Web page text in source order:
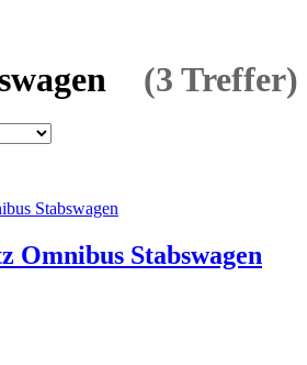
(3 Treffer)
Omnibus Stabswagen